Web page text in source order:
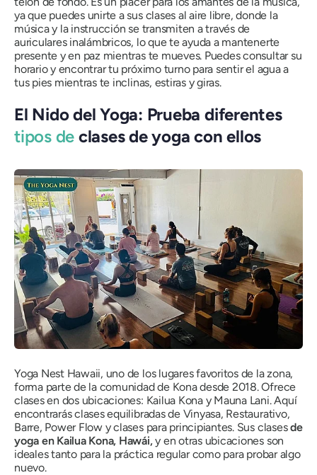
ya que puedes unirte a sus clases al aire libre, donde la
música y la instrucción se transmiten a través de
auriculares inalámbricos, lo que te ayuda a mantenerte
presente y en paz mientras te mueves. Puedes consultar su
horario y encontrar tu próximo turno para sentir el agua a
tus pies mientras te inclinas, estiras y giras.
El Nido del Yoga: Prueba diferentes
tipos de clases de yoga con ellos
Yoga Nest Hawaii, uno de los lugares favoritos de la zona,
forma parte de la comunidad de Kona desde 2018. Ofrece
clases en dos ubicaciones: Kailua Kona y Mauna Lani. Aquí
encontrarás clases equilibradas de Vinyasa, Restaurativo,
Barre, Power Flow y clases para principiantes. Sus clasesde
yoga en Kailua Kona, Hawái,y en otras ubicaciones son
ideales tanto para la práctica regular como para probar algo
nuevo.